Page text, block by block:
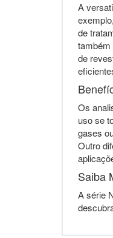
A
de
também
de
Os
uso se
gases
Outro
Saiba
A série